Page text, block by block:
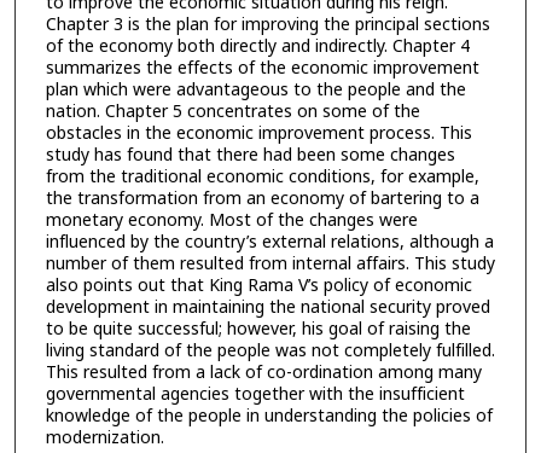
Chapter 3 is the plan for improving the principal sections
of the economy both directly and indirectly. Chapter 4
summarizes the effects of the economic improvement
plan which were advantageous to the people and the
nation. Chapter 5 concentrates on some of the
obstacles in the economic improvement process. This
study has found that there had been some changes
from the traditional economic conditions, for example,
the transformation from an economy of bartering to a
monetary economy. Most of the changes were
influenced by the country’s external relations, although a
number of them resulted from internal affairs. This study
also points out that King Rama V’s policy of economic
development in maintaining the national security proved
to be quite successful; however, his goal of raising the
living standard of the people was not completely fulfilled.
This resulted from a lack of co-ordination among many
governmental agencies together with the insufficient
knowledge of the people in understanding the policies of
modernization.